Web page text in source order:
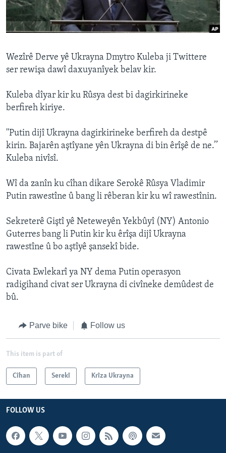
ÇAND Û HUNER
SERNIVÎS
Learning English
FOLLOW US
Zimanên Din
Wezîrê Derve yê Ukrayna Dmytro Kuleba ji Twittere
ser rewişa dawî daxuyanîyek belav kir.
Kuleba dîyar kir ku Rûsya dest bi dagirkirineke
berfireh kiriye.
''Putin dijî Ukrayna dagirkirineke berfireh da destpê
kirin. Bajarên aştîyane yên Ukrayna di bin êrîşê de ne.’’
Kuleba nivîsî.
Wî da zanîn ku cîhan dikare Serokê Rûsya Vladimir
Putin rawestîne û bang li rêberan kir ku wî rawestînin.
Sekreterê Giştî yê Neteweyên Yekbûyî (NY) Antonio
Guterres bang li Putin kir ku êrîşa dijî Ukrayna
rawestîne û bo aştîyê şansekî bide.
Civata Ewlekarî ya NY dema Putin operasyon
radigihand civat ser Ukrayna di civîneke demûdest de
bû.
Parve bike Follow us
This item is part of
Cîhan Serekî Krîza Ukrayna
FOLLOW US